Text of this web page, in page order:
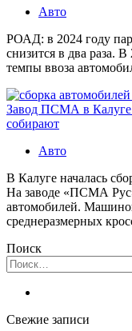
Авто
РОАД: в 2024 году
снизится в два раза. В
темпы ввоза
Завод ПСМА в Калуге
собирают
Авто
В Калуге началась
На заводе «ПСМА
автомобилей.
среднеразмерных
Поиск
Найти:
Свежие записи